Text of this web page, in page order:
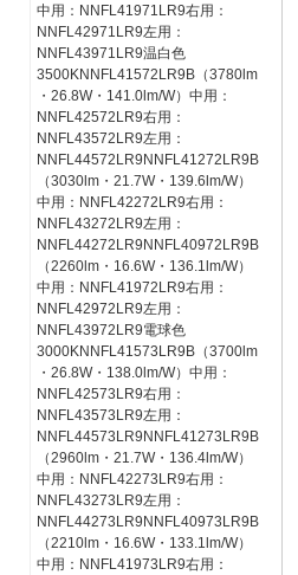
中用：NNFL41971LR9右用：
NNFL42971LR9左用：
NNFL43971LR9温白色
3500KNNFL41572LR9B（3780lm
・26.8W・141.0lm/W）中用：
NNFL42572LR9右用：
NNFL43572LR9左用：
NNFL44572LR9NNFL41272LR9B
（3030lm・21.7W・139.6lm/W）
中用：NNFL42272LR9右用：
NNFL43272LR9左用：
NNFL44272LR9NNFL40972LR9B
（2260lm・16.6W・136.1lm/W）
中用：NNFL41972LR9右用：
NNFL42972LR9左用：
NNFL43972LR9電球色
3000KNNFL41573LR9B（3700lm
・26.8W・138.0lm/W）中用：
NNFL42573LR9右用：
NNFL43573LR9左用：
NNFL44573LR9NNFL41273LR9B
（2960lm・21.7W・136.4lm/W）
中用：NNFL42273LR9右用：
NNFL43273LR9左用：
NNFL44273LR9NNFL40973LR9B
（2210lm・16.6W・133.1lm/W）
中用：NNFL41973LR9右用：